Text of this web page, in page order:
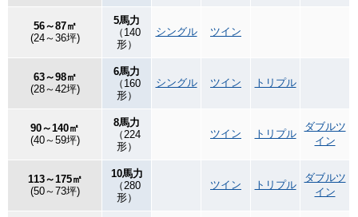
56～87㎡
(24～36坪)
5馬力
（140
形）
シングル ツイン
63～98㎡
(28～42坪)
6馬力
（160
形）
シングル ツイン トリプル
90～140㎡
(40～59坪)
8馬力
（224
形）
ツイン トリプル
ダブルツ
イン
113～175㎡
(50～73坪)
10馬力
（280
形）
ツイン トリプル
ダブルツ
イン